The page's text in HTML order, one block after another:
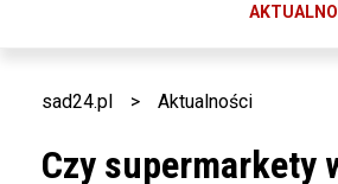
sad24.pl > Aktualności
Czy supermarkety